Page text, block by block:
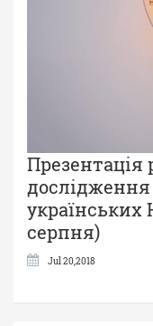
Презентація
дослідження
серпня)
Jul 20,2018